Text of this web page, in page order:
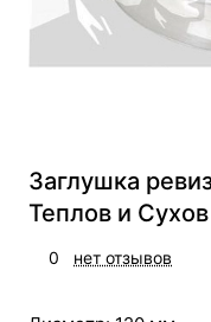
Заглушка
Теплов и Сухов
0 нет отзывов